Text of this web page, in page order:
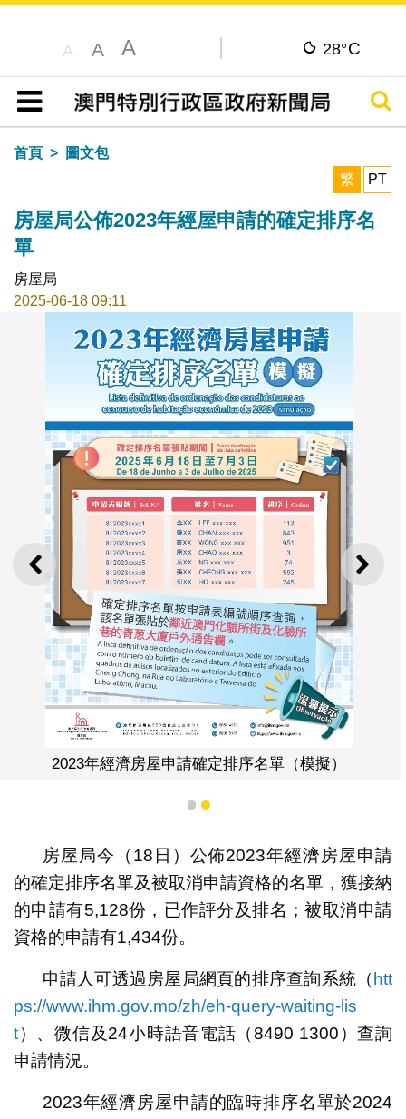
A A A 28°C
目錄
搜尋
首頁
圖文包
繁
PT
房屋局公佈2023年經屋申請的確定排序名
單
房屋局
2025-06-18 09:11
上一則 下一
2023年經濟房屋申請確定排序名單（模擬）
1 2
房屋局今（18日）公佈2023年經濟房屋申請
的確定排序名單及被取消申請資格的名單，獲接納
的申請有5,128份，已作評分及排名；被取消申請
資格的申請有1,434份。
申請人可透過房屋局網頁的排序查詢系統（ htt
ps://www.ihm.gov.mo/zh/eh-query-waiting-lis
t）、微信及24小時語音電話（8490 1300）查詢
申請情況。
2023年經濟房屋申請的臨時排序名單於2024